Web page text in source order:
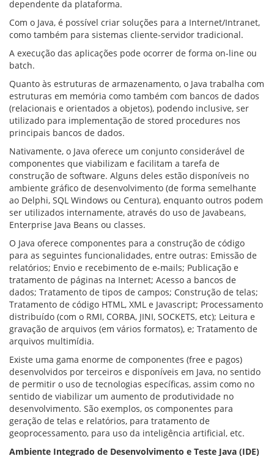
dependente da plataforma.
Com o Java, é possível criar soluções para a Internet/Intranet,
como também para sistemas cliente-servidor tradicional.
A execução das aplicações pode ocorrer de forma on-line ou
batch.
Quanto às estruturas de armazenamento, o Java trabalha com
estruturas em memória como também com bancos de dados
(relacionais e orientados a objetos), podendo inclusive, ser
utilizado para implementação de stored procedures nos
principais bancos de dados.
Nativamente, o Java oferece um conjunto considerável de
componentes que viabilizam e facilitam a tarefa de
construção de software. Alguns deles estão disponíveis no
ambiente gráfico de desenvolvimento (de forma semelhante
ao Delphi, SQL Windows ou Centura), enquanto outros podem
ser utilizados internamente, através do uso de Javabeans,
Enterprise Java Beans ou classes.
O Java oferece componentes para a construção de código
para as seguintes funcionalidades, entre outras: Emissão de
relatórios; Envio e recebimento de e-mails; Publicação e
tratamento de páginas na Internet; Acesso a bancos de
dados; Tratamento de tipos de campos; Construção de telas;
Tratamento de código HTML, XML e Javascript; Processamento
distribuído (com o RMI, CORBA, JINI, SOCKETS, etc); Leitura e
gravação de arquivos (em vários formatos), e; Tratamento de
arquivos multimídia.
Existe uma gama enorme de componentes (free e pagos)
desenvolvidos por terceiros e disponíveis em Java, no sentido
de permitir o uso de tecnologias específicas, assim como no
sentido de viabilizar um aumento de produtividade no
desenvolvimento. São exemplos, os componentes para
geração de telas e relatórios, para tratamento de
geoprocessamento, para uso da inteligência artificial, etc.
Ambiente Integrado de Desenvolvimento e Teste Java (IDE)